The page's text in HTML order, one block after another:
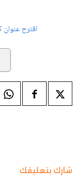
اقترح
شارك بتعليقك